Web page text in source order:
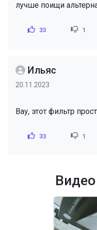
лучше поищи
33 1
Ильяс
20.11.2023
Вау, этот фильтр
33 1